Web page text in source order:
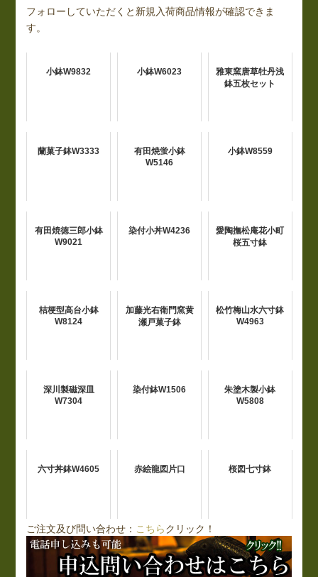
フォローしていただくと新規入荷商品情報が確認できま
す。
小鉢W9832 小鉢W6023
雅東窯唐草牡丹浅
鉢五枚セット
蘭菓子鉢W3333
有田焼蛍小鉢
W5146
小鉢W8559
有田焼徳三郎小鉢
W9021
染付小丼W4236
愛陶撫松庵花小町
桜五寸鉢
桔梗型高台小鉢
W8124
加藤光右衛門窯黄
瀬戸菓子鉢
松竹梅山水六寸鉢
W4963
深川製磁深皿
W7304
染付鉢W1506
朱塗木製小鉢
W5808
六寸丼鉢W4605 赤絵龍図片口 桜図七寸鉢
ご注文及び問い合わせ： こちらクリック！